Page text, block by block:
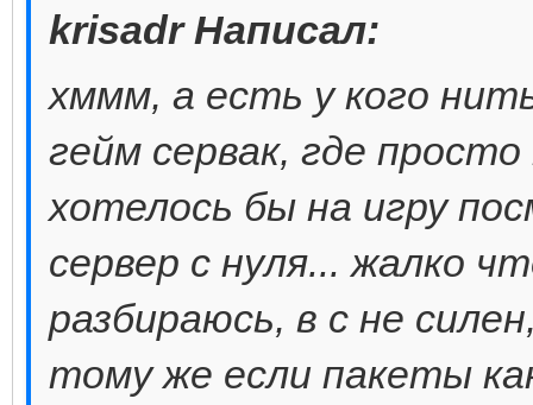
krisadr Написал:
хммм, а есть у кого
гейм сервак, где
хотелось бы на игру
сервер с нуля... жалко
разбираюсь, в с не
тому же если пакеты